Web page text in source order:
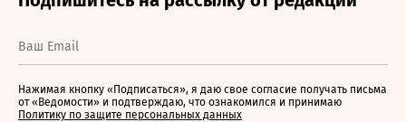
Нажимая кнопку «Подписаться», я даю свое согласие получать письма
от «Ведомости» и подтверждаю, что ознакомился и принимаю
Политику по защите персональных данных